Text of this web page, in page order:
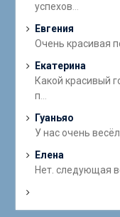
успехов
Евгения
Очень красивая
Екатерина
Какой красивый
п
Гуаньяо
У нас очень
Елена
Нет. следующая